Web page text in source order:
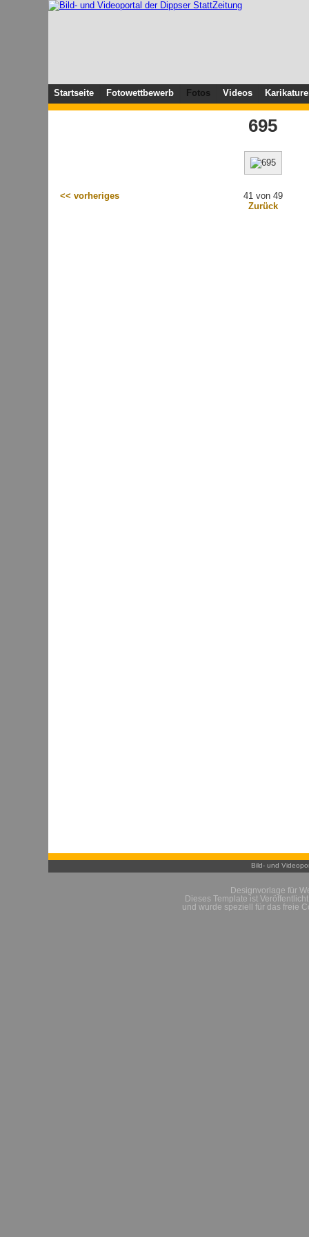
Startseite Fotowettbewerb Fotos Videos
695
<< vorheriges
41 von 49
Zurück
Bild- und
Designvorlage für
Dieses Template ist
und wurde speziell für das freie